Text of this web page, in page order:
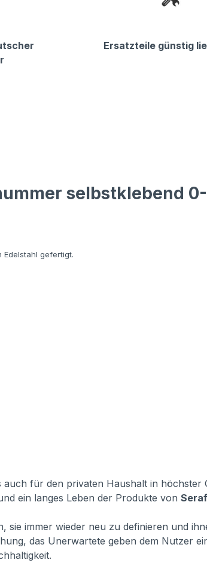
Ersatzteile günstig
selbstklebend
Edelstahl gefertigt.
für den privaten Haushalt in höchster
ein langes Leben der Produkte von
sie immer wieder neu zu definieren und
das Unerwartete geben dem Nutzer